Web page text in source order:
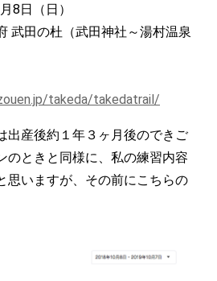
8日（日）
武田の杜（武田神社～湯村温泉
takeda/takedatrail/
産後約１年３ヶ月後のできご
のときと同様に、私の練習内容
思いますが、その前にこちらの